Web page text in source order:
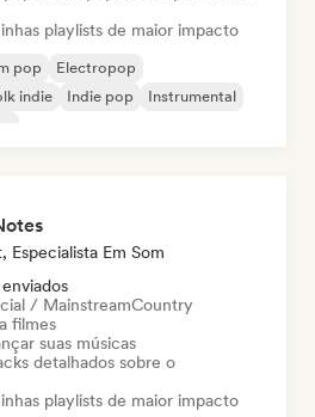
playlists de maior impacto
pop
Electropop
indie Indie pop
Instrumental
Especialista Em Som
/ MainstreamCountry
filmes
suas músicas
detalhados sobre o
playlists de maior impacto